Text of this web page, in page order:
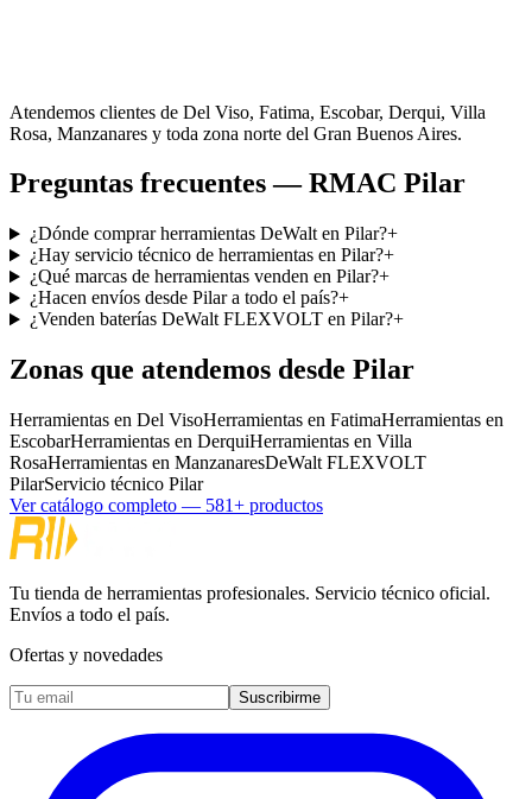
Atendemos clientes de Del Viso, Fatima, Escobar, Derqui, Villa
Rosa, Manzanares y toda zona norte del Gran Buenos Aires.
Preguntas frecuentes — RMAC Pilar
¿Dónde comprar herramientas DeWalt en Pilar?+
¿Hay servicio técnico de herramientas en Pilar?+
¿Qué marcas de herramientas venden en Pilar?+
¿Hacen envíos desde Pilar a todo el país?+
¿Venden baterías DeWalt FLEXVOLT en Pilar?+
Zonas que atendemos desde Pilar
Herramientas en Del VisoHerramientas en FatimaHerramientas en
EscobarHerramientas en DerquiHerramientas en Villa
RosaHerramientas en ManzanaresDeWalt FLEXVOLT
PilarServicio técnico Pilar
Ver catálogo completo — 581+ productos
Tu tienda de herramientas profesionales. Servicio técnico oficial.
Envíos a todo el país.
Ofertas y novedades
Suscribirme